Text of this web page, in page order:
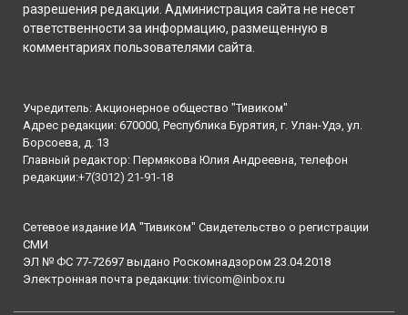
разрешения редакции. Администрация сайта не несет
ответственности за информацию, размещенную в
комментариях пользователями сайта.
Учредитель: Акционерное общество "Тивиком"
Адрес редакции: 670000, Республика Бурятия, г. Улан-Удэ, ул.
Борсоева, д. 13
Главный редактор: Пермякова Юлия Андреевна, телефон
редакции:+7(3012) 21-91-18
Сетевое издание ИА "Тивиком" Свидетельство о регистрации
СМИ
ЭЛ № ФС 77-72697 выдано Роскомнадзором 23.04.2018
Электронная почта редакции:tivicom@inbox.ru